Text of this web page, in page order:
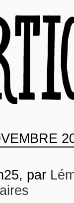
par